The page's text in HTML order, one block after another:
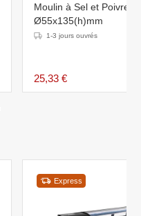
Moulin à Sel et Poivre -
Ø55x135(h)mm
1-3 jours ouvrés
25,33 €
Express